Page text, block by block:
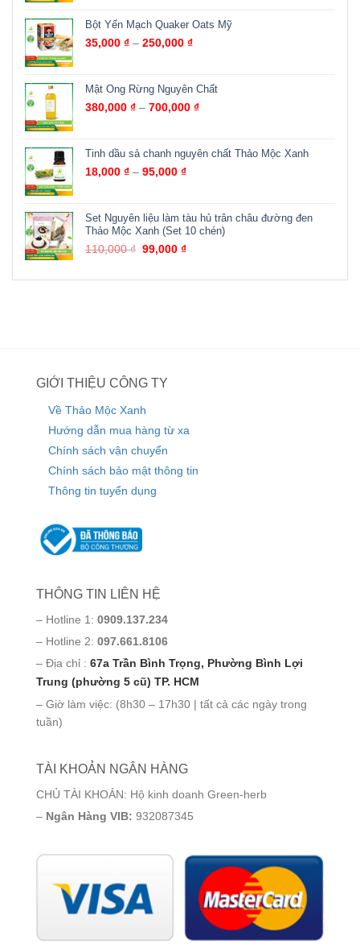
Bột Yến Mạch Quaker Oats Mỹ
35,000 ₫ – 250,000 ₫
Mật Ong Rừng Nguyên Chất
380,000 ₫ – 700,000 ₫
Tinh dầu sả chanh nguyên chất Thảo Mộc Xanh
18,000 ₫ – 95,000 ₫
Set Nguyên liệu làm tàu hủ trân châu đường đen
Thảo Mộc Xanh (Set 10 chén)
110,000₫ 99,000₫
GIỚI THIỆU CÔNG TY
Về Thảo Mộc Xanh
Hướng dẫn mua hàng từ xa
Chính sách vận chuyển
Chính sách bảo mật thông tin
Thông tin tuyển dụng
THÔNG TIN LIÊN HỆ
– Hotline 1: 0909.137.234
– Hotline 2: 097.661.8106
– Địa chỉ : 67a Trần Bình Trọng, Phường Bình Lợi
Trung (phường 5 cũ) TP. HCM
– Giờ làm việc: (8h30 – 17h30 | tất cả các ngày trong
tuần)
TÀI KHOẢN NGÂN HÀNG
CHỦ TÀI KHOẢN: Hộ kinh doanh Green-herb
– Ngân Hàng VIB: 932087345